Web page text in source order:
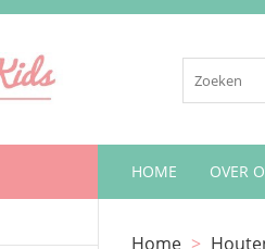
HOME OVER
Home >